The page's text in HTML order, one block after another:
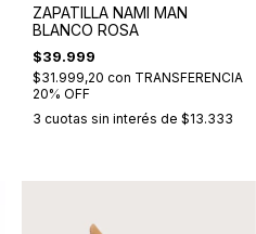
ZAPATILLA NAMI MAN
BLANCO ROSA
$39.999
$31.999,20 con TRANSFERENCIA
20% OFF
3 cuotas sin interés de $13.333